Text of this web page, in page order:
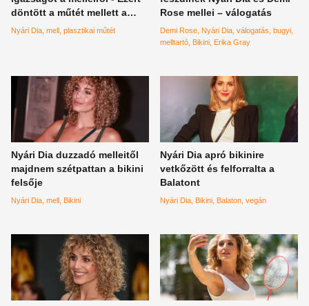
döntött a műtét mellett a
színésznő
Nyári Dia mell plasztikai műtét
Rose mellei – válogatás
Demi Rose Nyári Dia válogatás bugyi
melltartó Bikini Erika Gray
Nyári Dia duzzadó melleitől
majdnem szétpattan a bikini
felsője
Nyári Dia mell Bikini
Nyári Dia apró bikinire
vetkőzött és felforralta a
Balatont
Nyári Dia Bikini Balaton vegán